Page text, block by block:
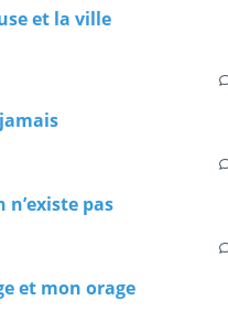
et la ville
n’existe pas
et mon orage